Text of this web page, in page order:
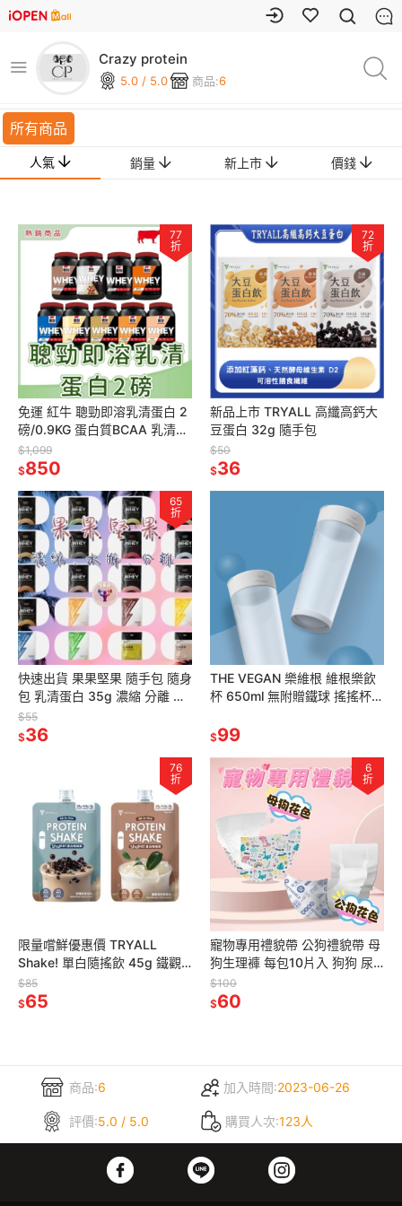
Crazy protein
5.0 / 5.0 商品:6
所有商品
人氣 銷量 新上市 價錢
77
折
免運 紅牛 聰勁即溶乳清蛋白 2
磅/0.9KG 蛋白質BCAA 乳清蛋
白 紅牛乳清 濃縮乳清 高蛋白
蛋白粉 紅牛乳清
$1,099
$850
72
折
新品上市 TRYALL 高纖高鈣大
豆蛋白 32g 隨手包
$50
$36
65
折
快速出貨 果果堅果 隨手包 隨身
包 乳清蛋白 35g 濃縮 分離 水
解 健身 高蛋白 飽足感 代餐
$55
$36
THE VEGAN 樂維根 維根樂飲
杯 650ml 無附贈鐵球 搖搖杯
$99
76
折
限量嚐鮮優惠價 TRYALL
Shake! 單白隨搖飲 45g 鐵觀
音奶茶/珍珠奶茶 大豆分離 濃
縮乳清蛋白 低糖
$85
$65
6
折
寵物專用禮貌帶 公狗禮貌帶 母
狗生理褲 每包10片入 狗狗 尿
布 寵物尿布 狗狗紙尿布 公狗
母狗
$100
$60
商品:6 加入時間:2023-06-26
評價:5.0 / 5.0 購買人次:123人